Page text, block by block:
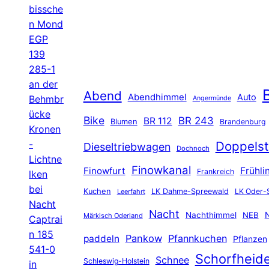
bissche
n Mond
EGP
139
285-1
an der
Behmbr
ücke
Kronen
-
Lichtne
lken
bei
Nacht
Captrai
n 185
541-0
in
Abend Abendhimmel Angermünde Auto
Bike Blumen BR 112 BR 243 Brandenburg
Dieseltriebwagen Dochnoch
Finowfurt Finowkanal Frankreich
Kuchen Leerfahrt LK Dahme-Spreewald LK Oder-
Märkisch Oderland Nacht Nachthimmel NEB
paddeln Pankow Pfannkuchen Pflanzen
Schleswig-Holstein Schnee